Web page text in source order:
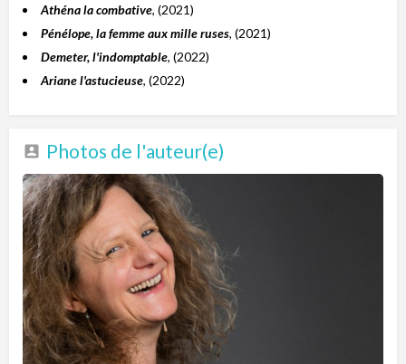
Athéna la combative, (2021)
Pénélope, la femme aux mille ruses, (2021)
Demeter, l'indomptable, (2022)
Ariane l'astucieuse, (2022)
Photos de l'auteur(e)